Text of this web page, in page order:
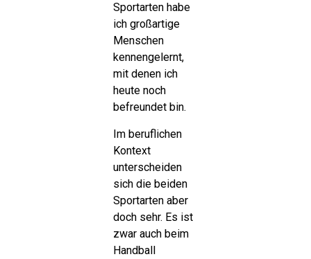
Sportarten habe
ich großartige
Menschen
kennengelernt,
mit denen ich
heute noch
befreundet bin.
Im beruflichen
Kontext
unterscheiden
sich die beiden
Sportarten aber
doch sehr. Es ist
zwar auch beim
Handball